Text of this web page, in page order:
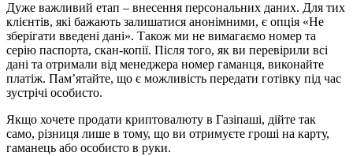
Дуже важливий етап – внесення персональних даних. Для тих
клієнтів, які бажають залишатися анонімними, є опція «Не
зберігати введені дані». Також ми не вимагаємо номер та
серію паспорта, скан-копії. Після того, як ви перевірили всі
дані та отримали від менеджера номер гаманця, виконайте
платіж. Пам’ятайте, що є можливість передати готівку під час
зустрічі особисто.
Якщо хочете продати криптовалюту в Газіпаші, дійте так
само, різниця лише в тому, що ви отримуєте гроші на карту,
гаманець або особисто в руки.